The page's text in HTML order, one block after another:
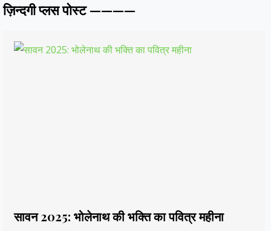
ज़िन्दगी प्लस पोस्ट ————
सावन 2025: भोलेनाथ की भक्ति का पवित्र महीना